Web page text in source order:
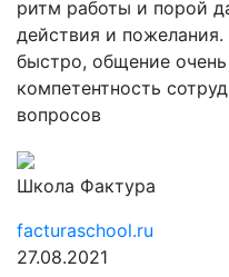
ритм работы и порой
действия и пожелания.
быстро, общение
компетентность
вопросов
Школа Фактура
facturaschool.ru
27.08.2021